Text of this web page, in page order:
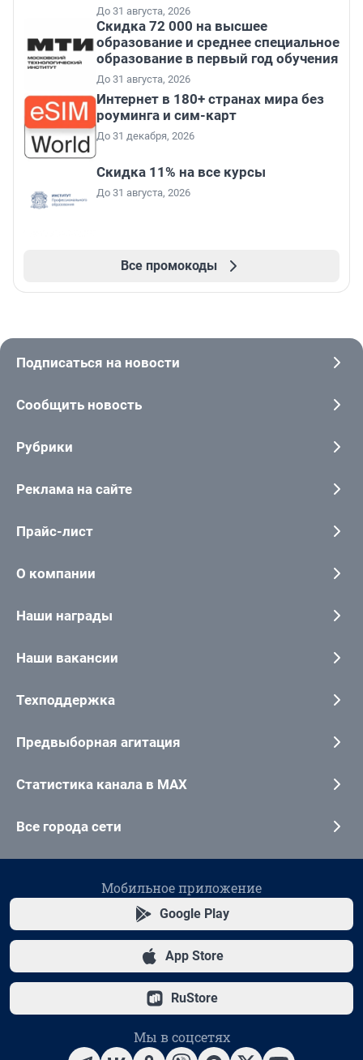
До 31 августа, 2026
Скидка 72 000 на высшее
образование и среднее специальное
образование в первый год обучения
До 31 августа, 2026
Интернет в 180+ странах мира без
роуминга и сим-карт
До 31 декабря, 2026
Скидка 11% на все курсы
До 31 августа, 2026
Все промокоды
Подписаться на новости
Сообщить новость
Рубрики
Реклама на сайте
Прайс-лист
О компании
Наши награды
Наши вакансии
Техподдержка
Предвыборная агитация
Статистика канала в MAX
Все города сети
Мобильное приложение
Google Play
App Store
RuStore
Мы в соцсетях